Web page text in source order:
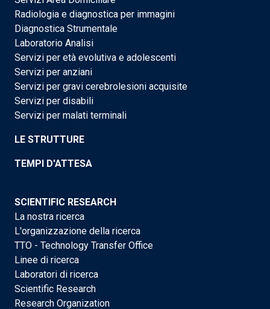
Radiologia e diagnostica per immagini
Diagnostica Strumentale
Laboratorio Analisi
Servizi per età evolutiva e adolescenti
Servizi per anziani
Servizi per gravi cerebrolesioni acquisite
Servizi per disabili
Servizi per malati terminali
LE STRUTTURE
TEMPI D'ATTESA
SCIENTIFIC RESEARCH
La nostra ricerca
L'organizzazione della ricerca
TTO - Technology Transfer Office
Linee di ricerca
Laboratori di ricerca
Scientific Research
Research Organization